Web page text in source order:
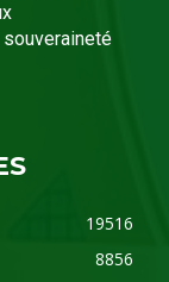
19516
8856